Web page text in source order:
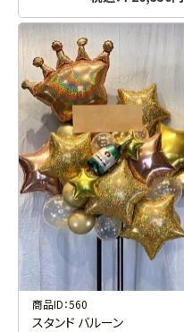
商品ID：560
スタンド バルーン